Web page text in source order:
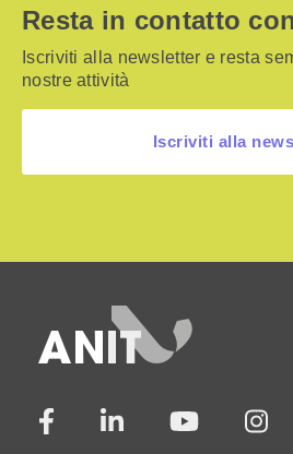
Resta in contatto
Iscriviti alla newsletter e resta
nostre attività
Iscriviti alla